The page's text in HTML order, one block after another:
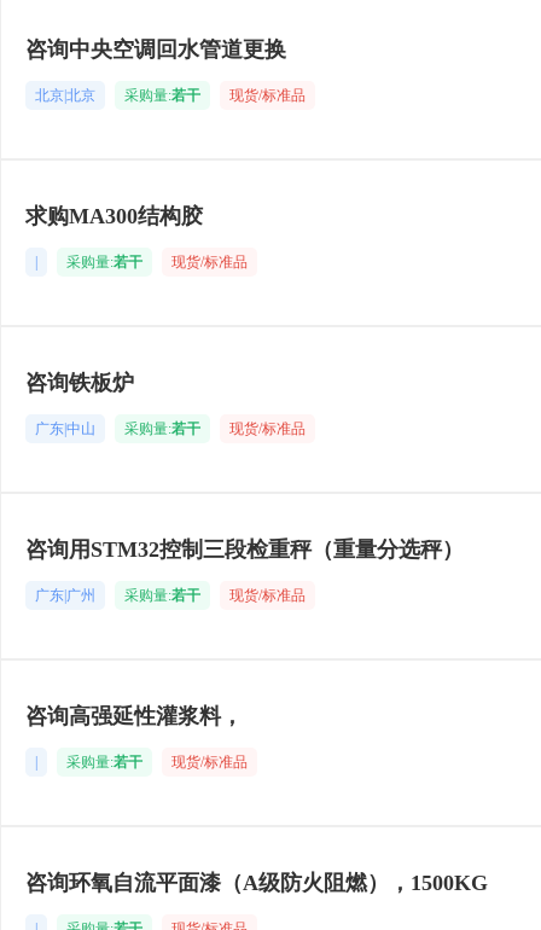
咨询中央空调回水管道更换
北京|北京 采购量:若干 现货/标准品
求购MA300结构胶
采购量:若干 现货/标准品
咨询铁板炉
广东|中山 采购量:若干 现货/标准品
咨询用STM32控制三段检重秤（重量分选秤）
广东|广州 采购量:若干 现货/标准品
咨询高强延性灌浆料，
采购量:若干 现货/标准品
咨询环氧自流平面漆（A级防火阻燃），1500KG